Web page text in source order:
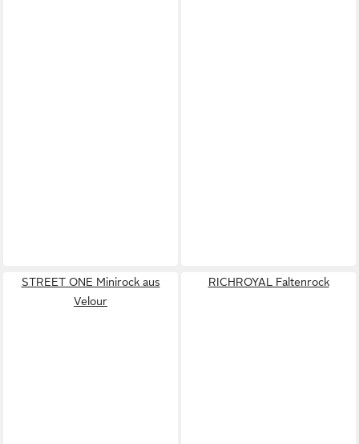
STREET ONE Minirock aus
Velour
RICHROYAL Faltenrock